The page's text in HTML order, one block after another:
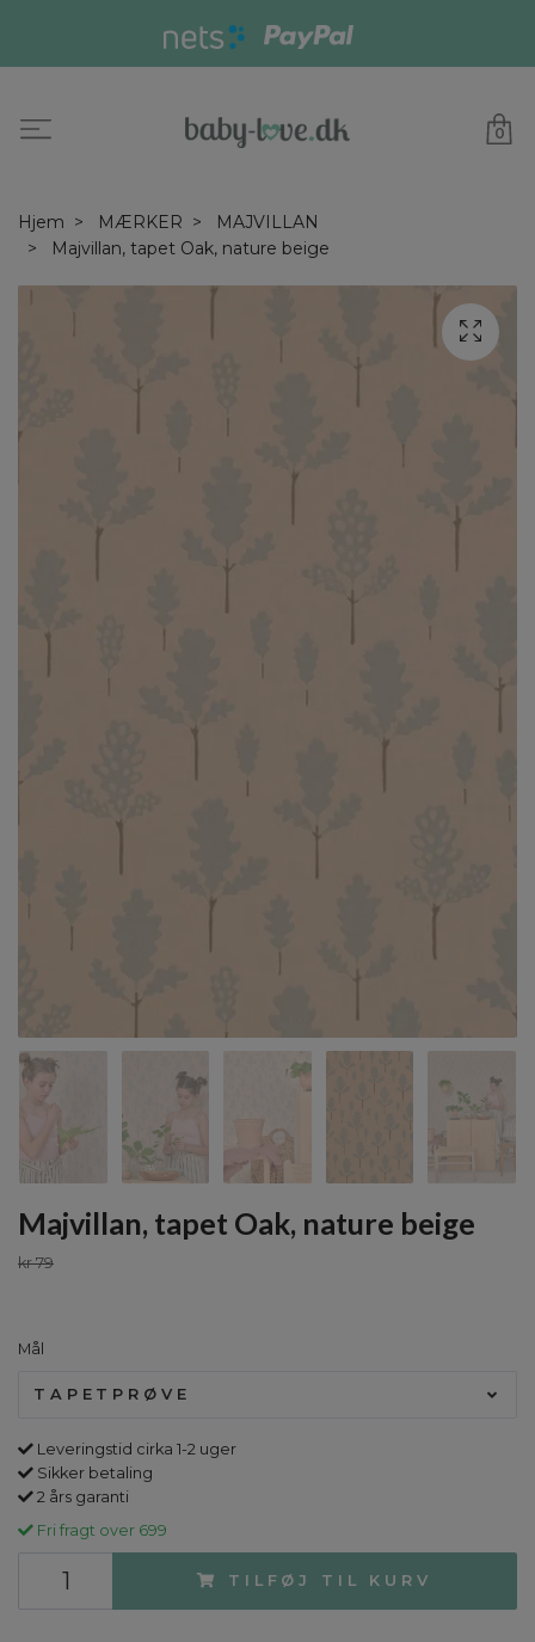
0
Hjem MÆRKER
MAJVILLAN
Majvillan, tapet Oak, nature beige
Majvillan, tapet Oak, nature beige
kr 79
Mål
TAPETPRØVE
Leveringstid cirka 1-2 uger
Sikker betaling
2 års garanti
Fri fragt over 699
TILFØJ TIL KURV